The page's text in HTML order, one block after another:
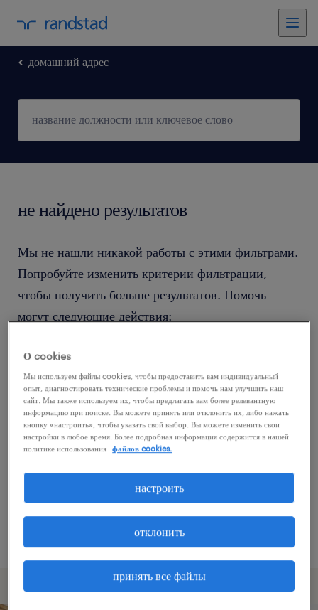
домашний адрес
не найдено результатов
Мы не нашли никакой работы с этими фильтрами.
Попробуйте изменить критерии фильтрации,
чтобы получить больше результатов. Помочь
могут следующие действия:
Попробуйте удалить некоторые из
примененных фильтров.
Вы искали работу в определенном месте?
Учтите возможность расширения диапазона
вокруг местонахождения.
Измените название должности или ключевые
слова и проверьте, правильно ли они
написаны.
О cookies
Мы используем файлы cookies, чтобы предоставить вам индивидуальный
опыт, диагностировать технические проблемы и помочь нам улучшить наш
сайт. Мы также используем их, чтобы предлагать вам более релевантную
информацию при поиске. Вы можете принять или отклонить их, либо нажать
кнопку «настроить», чтобы указать свой выбор. Вы можете изменить свои
настройки в любое время. Более подробная информация содержится в нашей
политике использования
файлов cookies.
принять все файлы
отклонить
настроить